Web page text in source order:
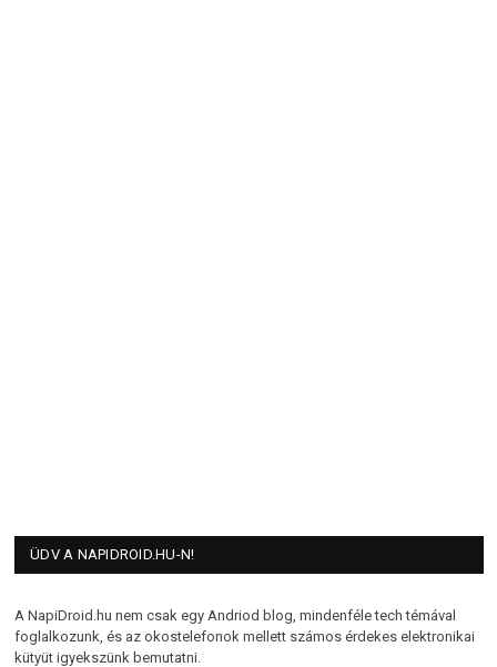
ÜDV A NAPIDROID.HU-N!
A NapiDroid.hu nem csak egy Andriod blog, mindenféle tech témával
foglalkozunk, és az okostelefonok mellett számos érdekes elektronikai
kütyüt igyekszünk bemutatni.